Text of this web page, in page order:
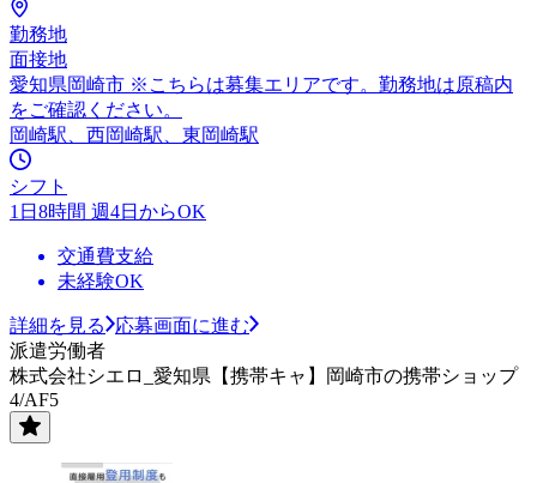
勤務地
面接地
愛知県岡崎市 ※こちらは募集エリアです。勤務地は原稿内
をご確認ください。
岡崎駅、西岡崎駅、東岡崎駅
シフト
1日8時間 週4日からOK
交通費支給
未経験OK
詳細を見る
応募画面に進む
派遣労働者
株式会社シエロ_愛知県【携帯キャ】岡崎市の携帯ショップ
4/AF5